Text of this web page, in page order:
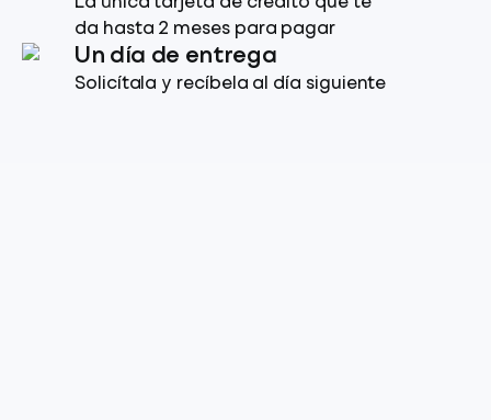
da hasta 2 meses para pagar
Un día de entrega
Solicítala y recíbela al día siguiente